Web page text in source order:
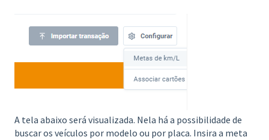
A tela abaixo será visualizada. Nela há a possibilidade de
buscar os veículos por modelo ou por placa. Insira a meta